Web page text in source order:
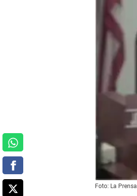
Foto: La Prensa